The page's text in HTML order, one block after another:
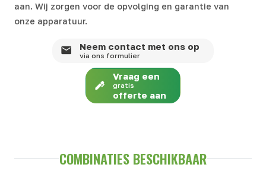
aan. Wij zorgen voor de opvolging en garantie van
onze apparatuur.
Neem contact met ons op
via ons formulier
Vraag een
gratis
offerte aan
COMBINATIES BESCHIKBAAR